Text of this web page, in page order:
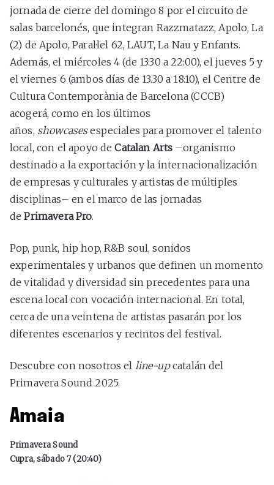
jornada de cierre del domingo 8 por el circuito de
salas barcelonés, que integran Razzmatazz, Apolo, La
(2) de Apolo, Paral·lel 62, LAUT, La Nau y Enfants.
Además, el miércoles 4 (de 13:30 a 22:00), el jueves 5 y
el viernes 6 (ambos días de 13.30 a 18:10), el Centre de
Cultura Contemporània de Barcelona (CCCB)
acogerá, como en los últimos
años, showcasesespeciales para promover el talento
local, con el apoyo deCatalan Arts –organismo
destinado a la exportación y la internacionalización
de empresas y culturales y artistas de múltiples
disciplinas– en el marco de las jornadas
dePrimavera Pro.
Pop, punk, hip hop, R&B soul, sonidos
experimentales y urbanos que definen un momento
de vitalidad y diversidad sin precedentes para una
escena local con vocación internacional. En total,
cerca de una veintena de artistas pasarán por los
diferentes escenarios y recintos del festival.
Descubre con nosotros el line-upcatalán del
Primavera Sound 2025.
Amaia
Primavera Sound
Cupra, sábado 7 (20:40)